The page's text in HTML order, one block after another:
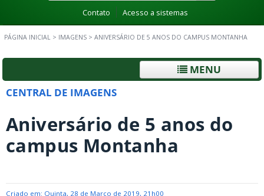
Contato Acesso a sistemas
PÁGINA INICIAL > IMAGENS > ANIVERSÁRIO DE 5 ANOS DO CAMPUS MONTANHA
MENU
CENTRAL DE IMAGENS
Aniversário de 5 anos do
campus Montanha
Criado em: Quinta, 28 de Março de 2019, 21h00